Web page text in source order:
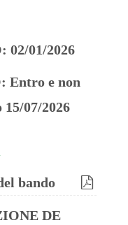
02/01/2026
Entro e non
07/2026
bando
DE